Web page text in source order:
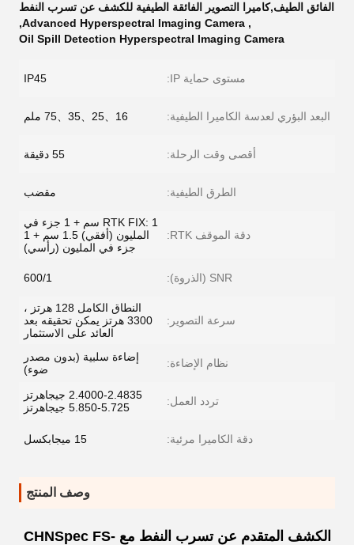
الفائق الطيف,كاميرا التصوير الفائقة الطيفية للكشف عن تسرب النفط
,
Advanced Hyperspectral Imaging Camera
,
Oil Spill Detection Hyperspectral Imaging Camera
مستوى حماية IP: IP45
البعد البؤري لعدسة الكاميرا الطيفية: 16、25、35、75 ملم
أقصى وقت الرحلة: 55 دقيقة
الطرق الطيفية: مقضب
دقة الموقف RTK:
RTK FIX: 1 سم + 1 جزء في
المليون (أفقي) 1.5 سم + 1
جزء في المليون (رأسي)
SNR (الذروة): 600/1
سرعة التصوير:
النطاق الكامل 128 هرتز ،
3300 هرتز يمكن تحقيقه بعد
العائد على الاستثمار
نظام الإضاءة:
إضاءة سلبية (بدون مصدر
ضوء)
تردد العمل:
2.4000-2.4835 جيجاهرتز
5.725-5.850 جيجاهرتز
دقة الكاميرا مرئية: 15 ميجابكسل
وصف المنتج
الكشف المتقدم عن تسرب النفط مع CHNSpec FS-